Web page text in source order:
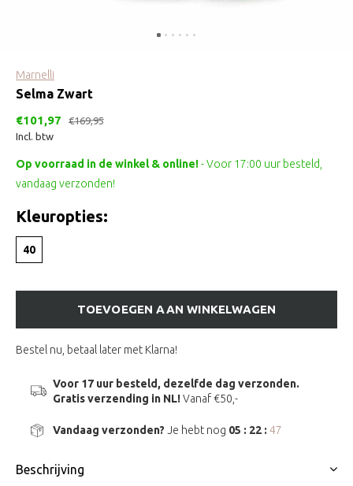
Marnelli
Selma Zwart
€101,97
€169,95
Incl. btw
Op voorraad in de winkel & online!- Voor 17:00 uur besteld,
vandaag verzonden!
Kleuropties:
40
TOEVOEGEN AAN WINKELWAGEN
Bestel nu, betaal later met Klarna!
Voor 17 uur besteld, dezelfde dag verzonden.
Gratis verzending in NL!Vanaf €50,-
Vandaag verzonden? Je hebt nog 05 : 22 : 46
Beschrijving